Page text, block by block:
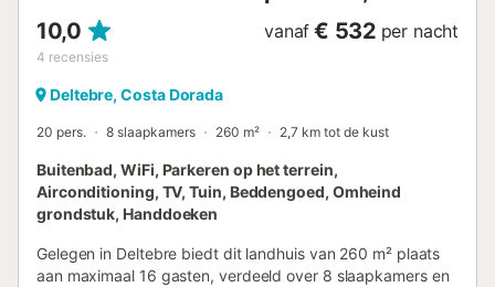
10,0
4 recensies
vanaf € 532 per nacht
Deltebre, Costa Dorada
20 pers. 8 slaapkamers 260 m² 2,7 km tot de kust
Buitenbad, WiFi, Parkeren op het terrein,
Airconditioning, TV, Tuin, Beddengoed, Omheind
grondstuk, Handdoeken
Gelegen in Deltebre biedt dit landhuis van 260 m² plaats
aan maximaal 16 gasten, verdeeld over 8 slaapkamers en